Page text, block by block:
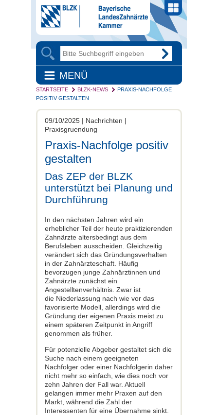
MENÜ
STARTSEITE BLZK-NEWS
PRAXIS-NACHFOLGE
POSITIV GESTALTEN
09/10/2025 | Nachrichten |
Praxisgruendung
Praxis-Nachfolge positiv
gestalten
Das ZEP der BLZK
unterstützt bei Planung und
Durchführung
In den nächsten Jahren wird ein
erheblicher Teil der heute praktizierenden
Zahnärzte altersbedingt aus dem
Berufsleben ausscheiden. Gleichzeitig
verändert sich das Gründungsverhalten
in der Zahnärzteschaft. Häufig
bevorzugen junge Zahnärztinnen und
Zahnärzte zunächst ein
Angestelltenverhältnis. Zwar ist
die Niederlassung nach wie vor das
favorisierte Modell, allerdings wird die
Gründung der eigenen Praxis meist zu
einem späteren Zeitpunkt in Angriff
genommen als früher.
Für potenzielle Abgeber gestaltet sich die
Suche nach einem geeigneten
Nachfolger oder einer Nachfolgerin daher
nicht mehr so einfach, wie dies noch vor
zehn Jahren der Fall war. Aktuell
gelangen immer mehr Praxen auf den
Markt, während die Zahl der
Interessenten für eine Übernahme sinkt.